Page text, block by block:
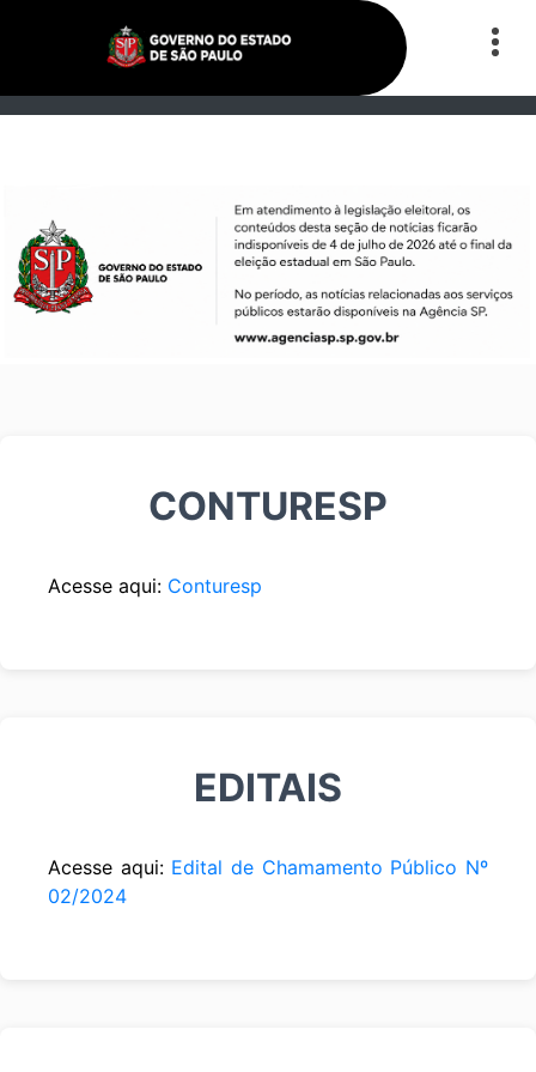
CONTURESP
Acesse aqui: Conturesp
EDITAIS
Acesse aqui: Edital de Chamamento Público Nº
02/2024